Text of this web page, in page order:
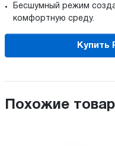
Бесшумный режим
комфортную среду.
Купить
Похожие